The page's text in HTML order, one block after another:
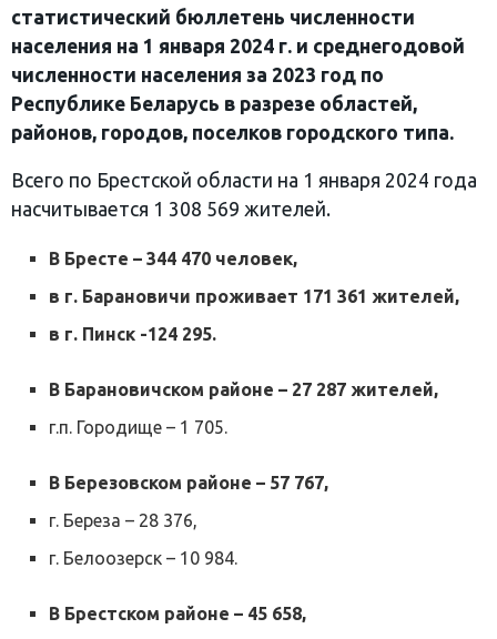
статистический бюллетень численности
населения на 1 января 2024 г. и среднегодовой
численности населения за 2023 год по
Республике Беларусь в разрезе областей,
районов, городов, поселков городского типа.
Всего по Брестской области на 1 января 2024 года
насчитывается 1 308 569 жителей.
В Бресте – 344 470 человек,
в г. Барановичи проживает 171 361 жителей,
в г. Пинск -124 295.
В Барановичском районе – 27 287 жителей,
г.п. Городище – 1 705.
В Березовском районе – 57 767,
г. Береза – 28 376,
г. Белоозерск – 10 984.
В Брестском районе – 45 658,